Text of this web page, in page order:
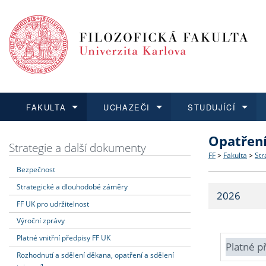
FAKULTA
Dozvědět se více
Struktura
Strategie
Fakultní
UCHAZEČI
Podat přihlášku
Co
Učitelské
STUDUJÍCÍ
Dozvědět se více
Dozvědět se více
O vědě a
Dozvědět se více
Aktuální
Strategie a další dokumenty
Bezpečnost
Strategické a dlouhodobé záměry
FF UK pro udržitelnost
Výroční zprávy
Platné vnitřní předpisy FF UK
Rozhodnutí a sdělení děkana, opatření a sdělení
FF > Fakulta >
2026
Platné